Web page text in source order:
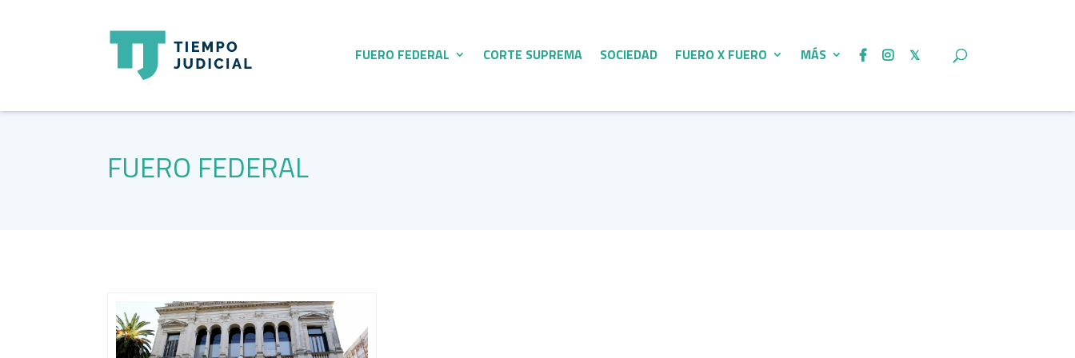
FUERO FEDERAL CORTE SUPREMA SOCIEDAD FUERO X FUERO MÁS
FUERO FEDERAL